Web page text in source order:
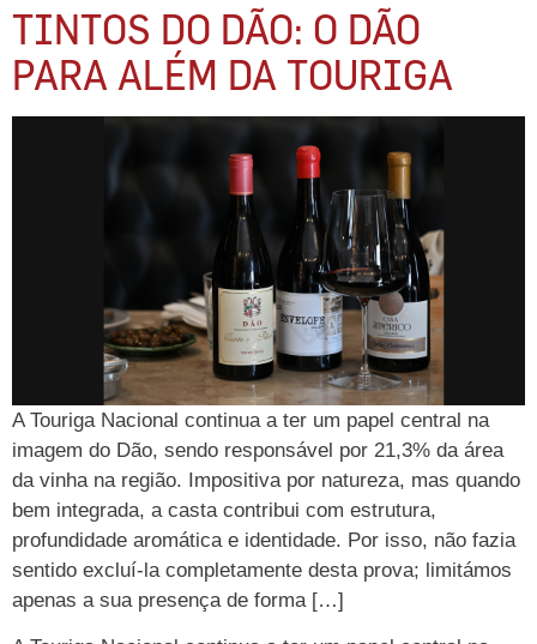
TINTOS DO DÃO: O DÃO
PARA ALÉM DA TOURIGA
A Touriga Nacional continua a ter um papel central na
imagem do Dão, sendo responsável por 21,3% da área
da vinha na região. Impositiva por natureza, mas quando
bem integrada, a casta contribui com estrutura,
profundidade aromática e identidade. Por isso, não fazia
sentido excluí-la completamente desta prova; limitámos
apenas a sua presença de forma […]